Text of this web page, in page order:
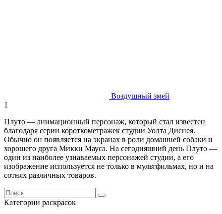
Воздушный змей
1
Плуто — анимационный персонаж, который стал известен
благодаря серии короткометражек студии Уолта Диснея.
Обычно он появляется на экранах в роли домашней собаки и
хорошего друга Микки Мауса. На сегодняшний день Плуто —
один из наиболее узнаваемых персонажей студии, а его
изображение используется не только в мультфильмах, но и на
сотнях различных товаров.
Категории раскрасок